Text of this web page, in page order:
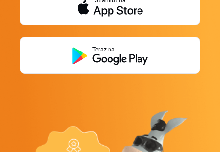
Teraz na